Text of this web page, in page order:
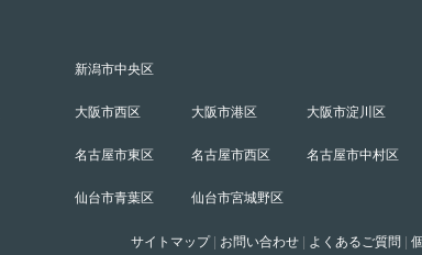
新潟市中央区
大阪市西区 大阪市港区 大阪市淀川区
名古屋市東区 名古屋市西区 名古屋市中村区
仙台市青葉区 仙台市宮城野区
サイトマップ| お問い合わせ| よくあるご質問